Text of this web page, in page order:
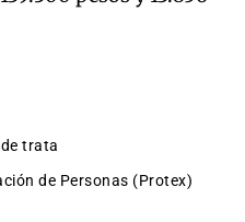
trata
de Personas (Protex)